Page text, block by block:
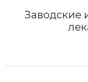
Заводские